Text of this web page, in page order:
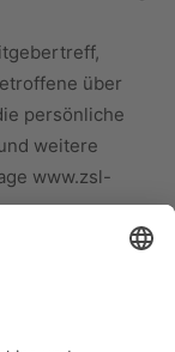
über
persönliche
weitere
www.zsl-